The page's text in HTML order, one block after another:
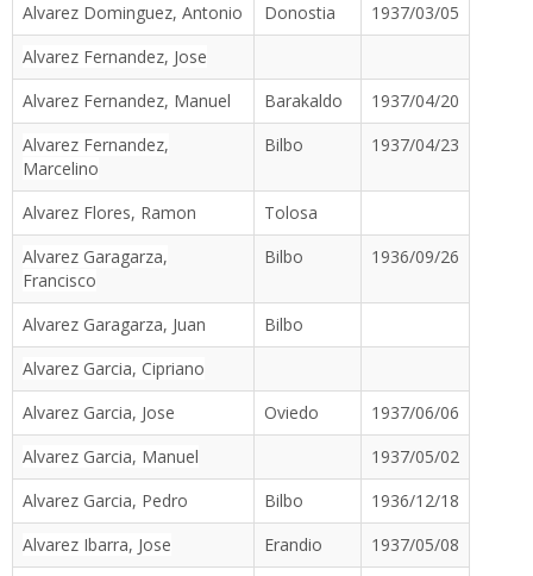
Alvarez Dominguez, Antonio
Donostia
1937/03/05
Alvarez Fernandez, Jose
Alvarez Fernandez, Manuel
Barakaldo
1937/04/20
Alvarez Fernandez,
Marcelino
Bilbo 1937/04/23
Alvarez Flores, Ramon
Tolosa
Alvarez Garagarza,
Francisco
Bilbo 1936/09/26
Alvarez Garagarza, Juan
Bilbo
Alvarez Garcia, Cipriano
Alvarez Garcia, Jose
Oviedo
1937/06/06
Alvarez Garcia, Manuel
1937/05/02
Alvarez Garcia, Pedro
Bilbo
1936/12/18
Alvarez Ibarra, Jose
Erandio
1937/05/08